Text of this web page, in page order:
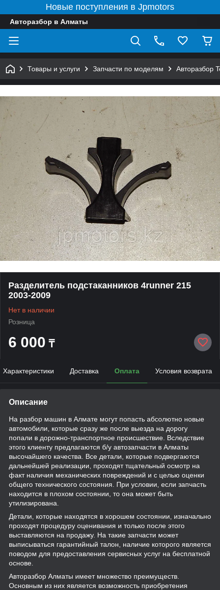
Новые поступления в Jpmotors
Авторазбор в Алматы
Товары и услуги Запчасти по моделям Авторазбор
Разделитель подстаканников 4runner 215
2003-2009
Нет в наличии
Розница
6 000 ₸
Характеристики Доставка Оплата Условия возврата
Описание
На разбор машин в Алмате могут попасть абсолютно новые
автомобили, которые сразу же после выезда на дорогу
попали в дорожно-транспортное происшествие. Вследствие
этого клиенту предлагаются б/у автозапчасти в Алматы
высочайшего качества. Все детали, которые подвергаются
дальнейшей реализации, проходят тщательный осмотр на
факт наличия механических повреждений и с целью оценки
общего технического состояния. При условии, если запчасть
находится в плохом состоянии, то она может быть
утилизирована.
Детали, которые находятся в хорошем состоянии, изначально
проходят процедуру оценивания и только после этого
выставляются на продажу. На такие запчасти может
выписываться гарантийный талон, наличие которого является
поводом для предоставления сервисных услуг на бесплатной
основе.
Авторазбор Алматы имеет множество преимуществ.
Основным из них является возможность приобретения